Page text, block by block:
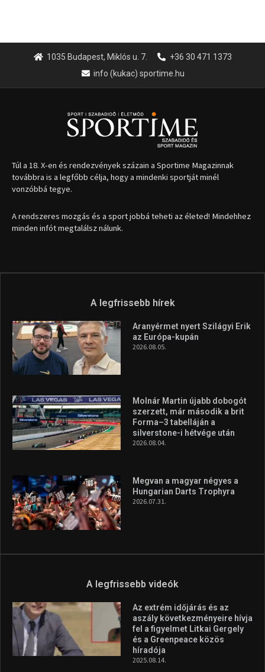
1035 Budapest, Miklós u. 7.
+36 30 471 1373
info (kukac) sportime.hu
Túl a 18. X-en és rendezvények százain a Sportime Magazinnak
továbbra is a legfőbb célja, hogy a mindenki sportját minél
vonzóbbá tegye.
A rendszeres mozgás és a sport jobbá teheti az életed! Mindehhez
minden infót megtalálsz nálunk.
A legfrissebb hírek
Aranyérmet nyert Szilágyi Erik
az Európa-kupán
2026.08.05.
Molnár Martin újabb dobogót
szerzett, már második a brit
Forma–3 tabelláján a
silverstone-i hétvége után
2026.08.04.
Megvan a magyar négyes a
Hungarian Darts Trophyra
2026.07.31.
A legfrissebb videók
Az extrém időjárás és az
aszály következményeire hívja
fel a figyelmet Litkai Gergely
és a Greenpeace közös
híradója
2025.08.14.